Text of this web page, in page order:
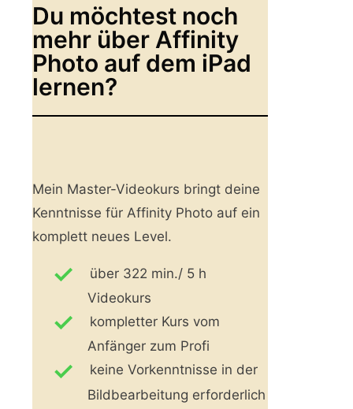
Du möchtest noch
mehr über Affinity
Photo auf dem iPad
lernen?
Mein Master-Videokurs bringt deine
Kenntnisse für Affinity Photo auf ein
komplett neues Level.
über 322 min./ 5 h
Videokurs
kompletter Kurs vom
Anfänger zum Profi
keine Vorkenntnisse in der
Bildbearbeitung erforderlich